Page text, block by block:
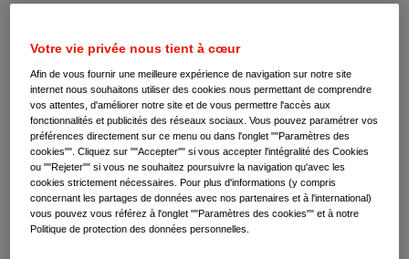
Postdoc Student Program vous permet
d’acquérir une expérience pratique en tant
que jeune chercheur. Vous développerez des
compétences que vous pourrez utiliser dans
l’industrie pharmaceutique et dans le monde
universitaire. La science, l’innovation, la
formation et le réseautage sont au cœur de
Votre vie privée nous tient à cœur
Afin de vous fournir une meilleure expérience de navigation sur notre site
internet nous souhaitons utiliser des cookies nous permettant de comprendre
vos attentes, d'améliorer notre site et de vous permettre l'accès aux
fonctionnalités et publicités des réseaux sociaux. Vous pouvez paramétrer vos
préférences directement sur ce menu ou dans l'onglet ""Paramètres des
cookies"". Cliquez sur ""Accepter"" si vous accepter l'intégralité des Cookies
ou ""Rejeter"" si vous ne souhaitez poursuivre la navigation qu'avec les
cookies strictement nécessaires. Pour plus d'informations (y compris
concernant les partages de données avec nos partenaires et à l'international)
vous pouvez vous référez à l'onglet ""Paramètres des cookies"" et à notre
Politique de protection des données personnelles.